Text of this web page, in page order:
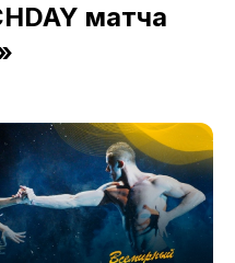
матча